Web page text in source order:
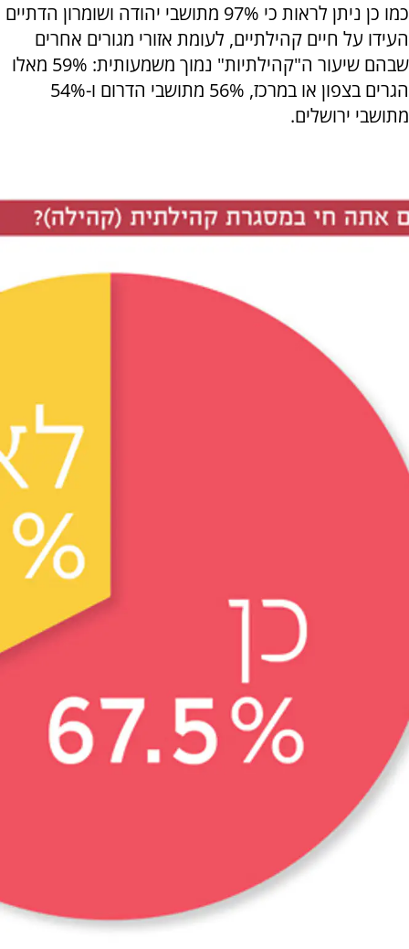
כמו כן ניתן לראות כי 97% מתושבי יהודה ושומרון הדתיים
העידו על חיים קהילתיים, לעומת אזורי מגורים אחרים
שבהם שיעור ה"קהילתיות" נמוך משמעותית: 59% מאלו
הגרים בצפון או במרכז, 56% מתושבי הדרום ו-54%
מתושבי ירושלים.